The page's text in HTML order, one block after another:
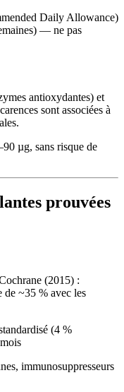
Daily Allowance)
— ne pas
antioxydantes) et
sont associées à
µg, sans risque de
prouvées
(2015) :
de ~35 % avec les
(4 %
immunosuppresseurs